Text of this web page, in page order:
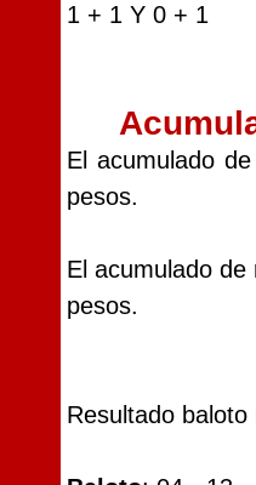
1 + 1 Y 0 + 1
El acumulado de
pesos.
El acumulado de
pesos.
Resultado